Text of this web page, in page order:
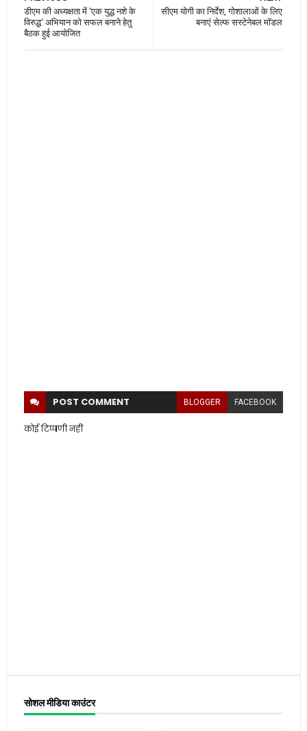
सीएम योगी का निर्देश, गोशालाओं के लिए
बनाएं सेल्फ सस्टेनेबल मॉडल
डीएम की अध्यक्षता में ‘एक युद्ध नशे के
विरुद्ध‘ अभियान को सफल बनाने हेतु
बैठक हुई आयोजित
POST COMMENT BLOGGER FACEBOOK
कोई टिप्पणी नहीं
सोशल मीडिया काउंटर